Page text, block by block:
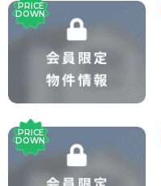
PRICE
DOWN
PRICE
DOWN